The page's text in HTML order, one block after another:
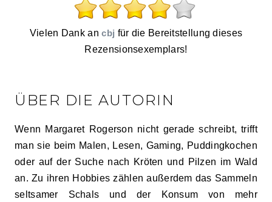
Vielen Dank ancbj für die Bereitstellung dieses
Rezensionsexemplars!
ÜBER DIE AUTORIN
Wenn Margaret Rogerson nicht gerade schreibt, trifft
man sie beim Malen, Lesen, Gaming, Puddingkochen
oder auf der Suche nach Kröten und Pilzen im Wald
an. Zu ihren Hobbies zählen außerdem das Sammeln
seltsamer Schals und der Konsum von mehr